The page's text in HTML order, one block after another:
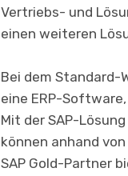
Vertriebs- und
einen weiteren
Bei dem Standard-
eine ERP-
Mit der SAP-
können anhand
SAP Gold-Partner